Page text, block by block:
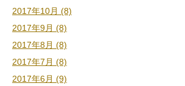
2017年10月 (8)
2017年9月 (8)
2017年8月 (8)
2017年7月 (8)
2017年6月 (9)